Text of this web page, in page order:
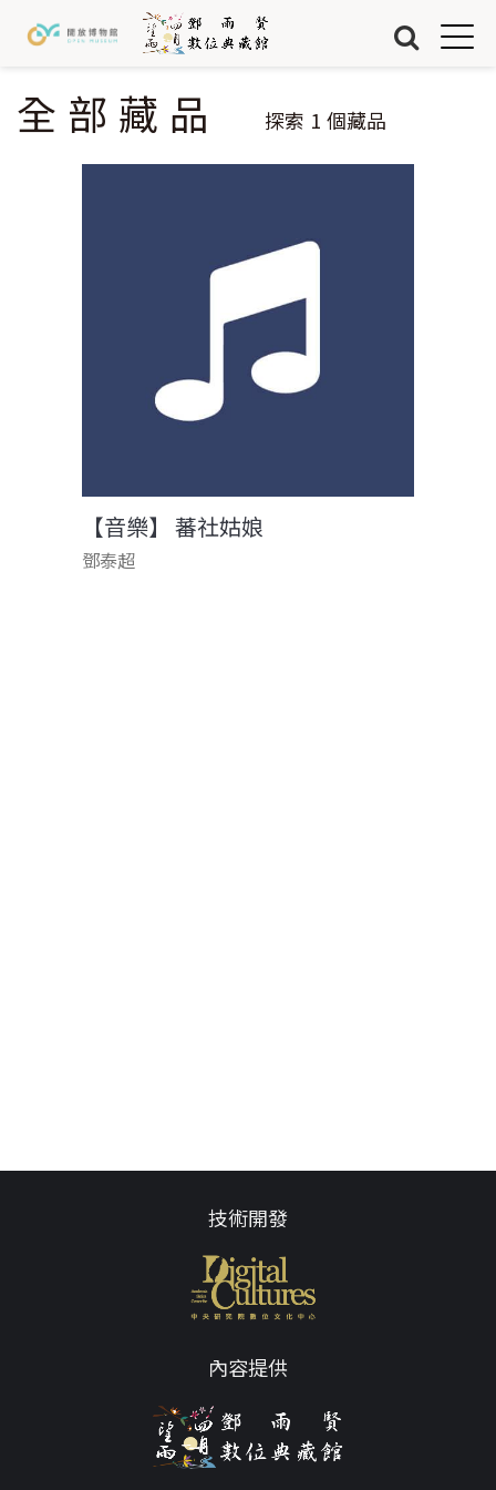
關於我們
Jump to Navigation
Jump to Main content
您在這裡
全部藏品 探索 1 個藏品
【音樂】 蕃社姑娘
鄧泰超
技術開發
內容提供